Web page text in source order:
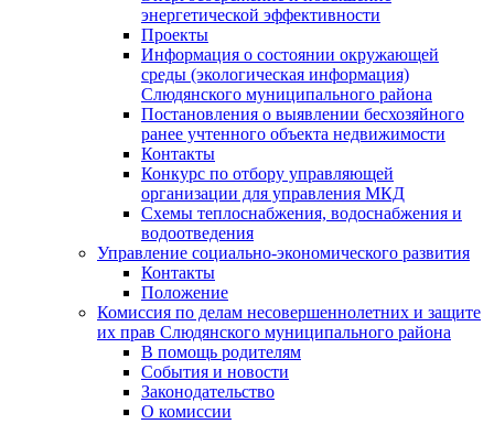
энергетической эффективности
Проекты
Информация о состоянии окружающей
среды (экологическая информация)
Слюдянского муниципального района
Постановления о выявлении бесхозяйного
ранее учтенного объекта недвижимости
Контакты
Конкурс по отбору управляющей
организации для управления МКД
Схемы теплоснабжения, водоснабжения и
водоотведения
Управление социально-экономического развития
Контакты
Положение
Комиссия по делам несовершеннолетних и защите
их прав Слюдянского муниципального района
В помощь родителям
События и новости
Законодательство
О комиссии